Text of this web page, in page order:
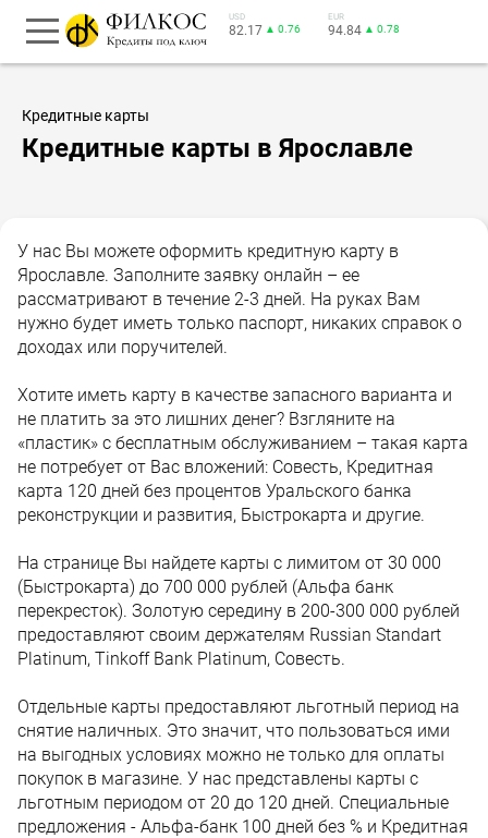
USD
82.17 ▲ 0.76
EUR
94.84 ▲ 0.78
Кредитные карты
Кредитные карты в Ярославле
У нас Вы можете оформить кредитную карту в
Ярославле. Заполните заявку онлайн – ее
рассматривают в течение 2-3 дней. На руках Вам
нужно будет иметь только паспорт, никаких справок о
доходах или поручителей.
Хотите иметь карту в качестве запасного варианта и
не платить за это лишних денег? Взгляните на
«пластик» с бесплатным обслуживанием – такая карта
не потребует от Вас вложений: Совесть, Кредитная
карта 120 дней без процентов Уральского банка
реконструкции и развития, Быстрокарта и другие.
На странице Вы найдете карты с лимитом от 30 000
(Быстрокарта) до 700 000 рублей (Альфа банк
перекресток). Золотую середину в 200-300 000 рублей
предоставляют своим держателям Russian Standart
Platinum, Tinkoff Bank Platinum, Совесть.
Отдельные карты предоставляют льготный период на
снятие наличных. Это значит, что пользоваться ими
на выгодных условиях можно не только для оплаты
покупок в магазине. У нас представлены карты с
льготным периодом от 20 до 120 дней. Специальные
предложения - Альфа-банк 100 дней без % и Кредитная